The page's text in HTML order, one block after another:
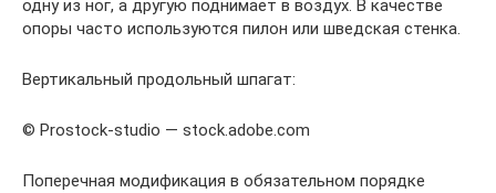
одну из ног, а другую поднимает в воздух. В качестве
опоры часто используются пилон или шведская стенка.
Вертикальный продольный шпагат:
© Prostock-studio — stock.adobe.com
Поперечная модификация в обязательном порядке